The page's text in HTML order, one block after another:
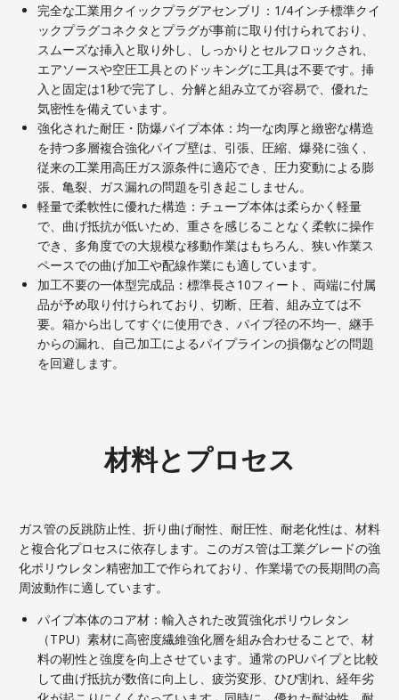
完全な工業用クイックプラグアセンブリ：1/4インチ標準クイ
ックプラグコネクタとプラグが事前に取り付けられており、
スムーズな挿入と取り外し、しっかりとセルフロックされ、
エアソースや空圧工具とのドッキングに工具は不要です。挿
入と固定は1秒で完了し、分解と組み立てが容易で、優れた
気密性を備えています。
強化された耐圧・防爆パイプ本体：均一な肉厚と緻密な構造
を持つ多層複合強化パイプ壁は、引張、圧縮、爆発に強く、
従来の工業用高圧ガス源条件に適応でき、圧力変動による膨
張、亀裂、ガス漏れの問題を引き起こしません。
軽量で柔軟性に優れた構造：チューブ本体は柔らかく軽量
で、曲げ抵抗が低いため、重さを感じることなく柔軟に操作
でき、多角度での大規模な移動作業はもちろん、狭い作業ス
ペースでの曲げ加工や配線作業にも適しています。
加工不要の一体型完成品：標準長さ10フィート、両端に付属
品が予め取り付けられており、切断、圧着、組み立ては不
要。箱から出してすぐに使用でき、パイプ径の不均一、継手
からの漏れ、自己加工によるパイプラインの損傷などの問題
を回避します。
材料とプロセス
ガス管の反跳防止性、折り曲げ耐性、耐圧性、耐老化性は、材料
と複合化プロセスに依存します。このガス管は工業グレードの強
化ポリウレタン精密加工で作られており、作業場での長期間の高
周波動作に適しています。
パイプ本体のコア材：輸入された改質強化ポリウレタン
（TPU）素材に高密度繊維強化層を組み合わせることで、材
料の靭性と強度を向上させています。通常のPUパイプと比較
して曲げ抵抗が数倍に向上し、疲労変形、ひび割れ、経年劣